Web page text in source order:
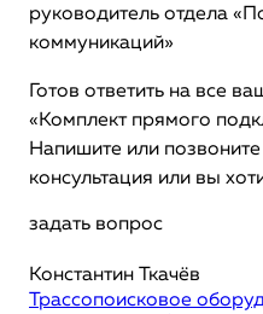
руководитель отдела
коммуникаций»
Готов ответить на все
«Комплект прямого
Напишите или
консультация или вы
задать вопрос
Константин Ткачёв
Трассопоисковое